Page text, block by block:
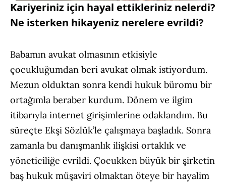
Kariyeriniz için hayal ettikleriniz nelerdi?
Ne isterken hikayeniz nerelere evrildi?
Babamın avukat olmasının etkisiyle
çocukluğumdan beri avukat olmak istiyordum.
Mezun olduktan sonra kendi hukuk büromu bir
ortağımla beraber kurdum. Dönem ve ilgim
itibarıyla internet girişimlerine odaklandım. Bu
süreçte Ekşi Sözlük’le çalışmaya başladık. Sonra
zamanla bu danışmanlık ilişkisi ortaklık ve
yöneticiliğe evrildi. Çocukken büyük bir şirketin
baş hukuk müşaviri olmaktan öteye bir hayalim